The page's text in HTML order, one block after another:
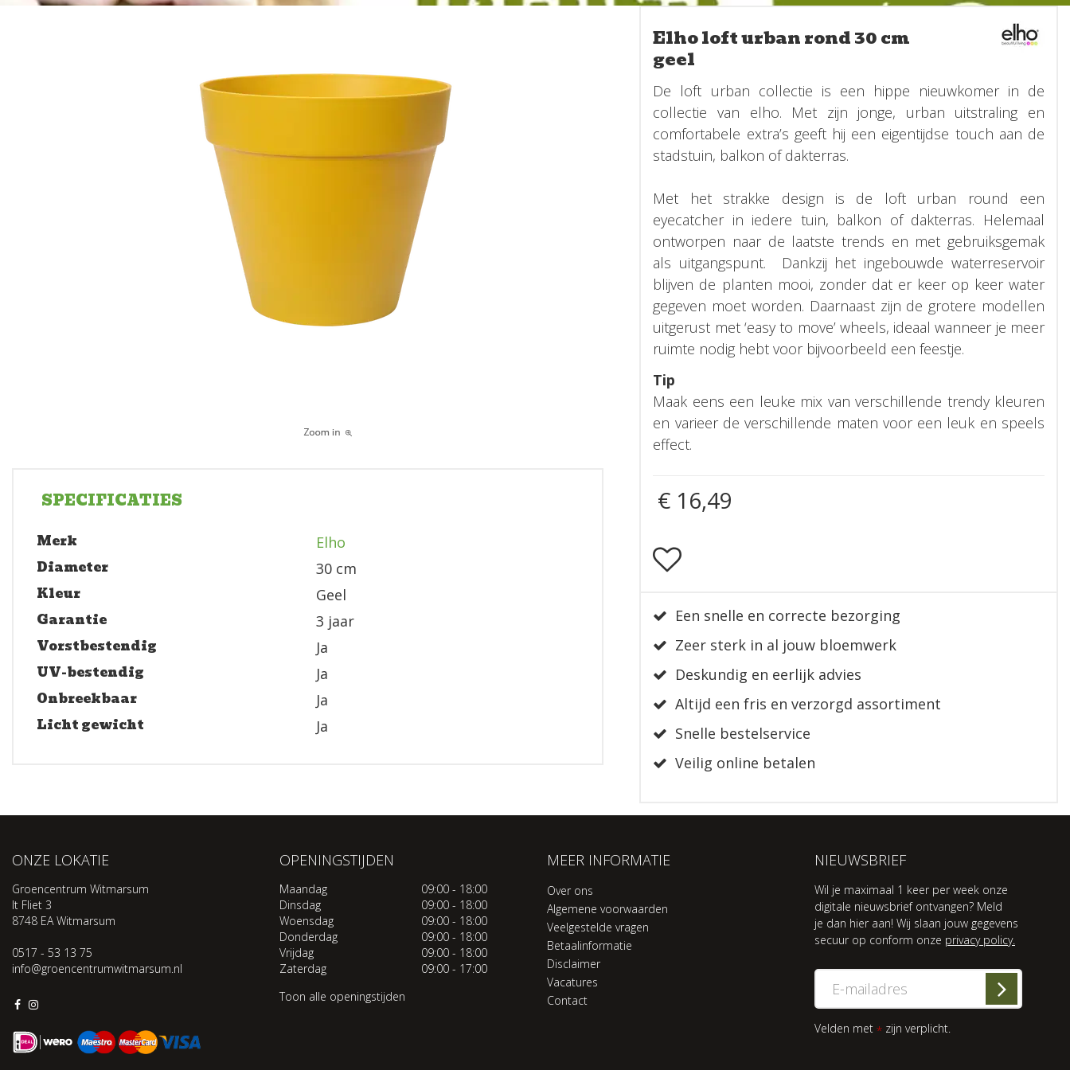
Elho loft urban rond 30 cm
geel
De loft urban collectie is een hippe nieuwkomer in de
collectie van elho. Met zijn jonge, urban uitstraling en
comfortabele extra’s geeft hij een eigentijdse touch aan de
stadstuin, balkon of dakterras.
Met het strakke design is de loft urban round een
eyecatcher in iedere tuin, balkon of dakterras. Helemaal
ontworpen naar de laatste trends en met gebruiksgemak
als uitgangspunt. Dankzij het ingebouwde waterreservoir
blijven de planten mooi, zonder dat er keer op keer water
gegeven moet worden. Daarnaast zijn de grotere modellen
uitgerust met ‘easy to move’ wheels, ideaal wanneer je meer
ruimte nodig hebt voor bijvoorbeeld een feestje.
Tip
Maak eens een leuke mix van verschillende trendy kleuren
en varieer de verschillende maten voor een leuk en speels
effect.
€ 16,49
Een snelle en correcte bezorging
Zeer sterk in al jouw bloemwerk
Deskundig en eerlijk advies
Altijd een fris en verzorgd assortiment
Snelle bestelservice
Veilig online betalen
SPECIFICATIES
Merk Elho
Diameter 30 cm
Kleur Geel
Garantie 3 jaar
Vorstbestendig Ja
UV-bestendig Ja
Onbreekbaar Ja
Licht gewicht Ja
ONZE LOKATIE
Groencentrum Witmarsum
It Fliet 3
8748 EA Witmarsum
0517 - 53 13 75
info@groencentrumwitmarsum.nl
OPENINGSTIJDEN
Maandag
09:00 - 18:00
Dinsdag
09:00 - 18:00
Woensdag
09:00 - 18:00
Donderdag
09:00 - 18:00
Vrijdag
09:00 - 18:00
Zaterdag
09:00 - 17:00
Toon alle openingstijden
MEER INFORMATIE
Over ons
Algemene voorwaarden
Veelgestelde vragen
Betaalinformatie
Disclaimer
Vacatures
Contact
NIEUWSBRIEF
Wil je maximaal 1 keer per week onze
digitale nieuwsbrief ontvangen? Meld
je dan hier aan! Wij slaan jouw gegevens
secuur op conform onze privacy policy.
Velden met * zijn verplicht.